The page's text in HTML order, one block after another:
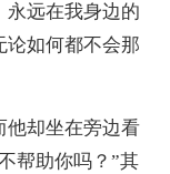
永远在我身边的
论如何都不会那
却坐在旁边看
帮助你吗？”其